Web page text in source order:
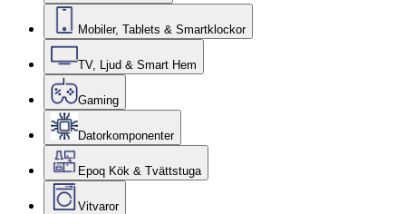
Mobiler, Tablets & Smartklockor
TV, Ljud & Smart Hem
Gaming
Datorkomponenter
Epoq Kök & Tvättstuga
Vitvaror